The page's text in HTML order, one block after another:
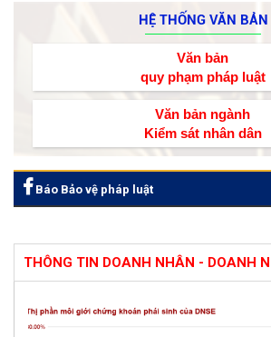
HỆ THỐNG VĂN BẢN
Văn bản
quy phạm pháp luật
Văn bản ngành
Kiểm sát nhân dân
Báo Bảo vệ pháp luật
THÔNG TIN DOANH NHÂN - DOANH